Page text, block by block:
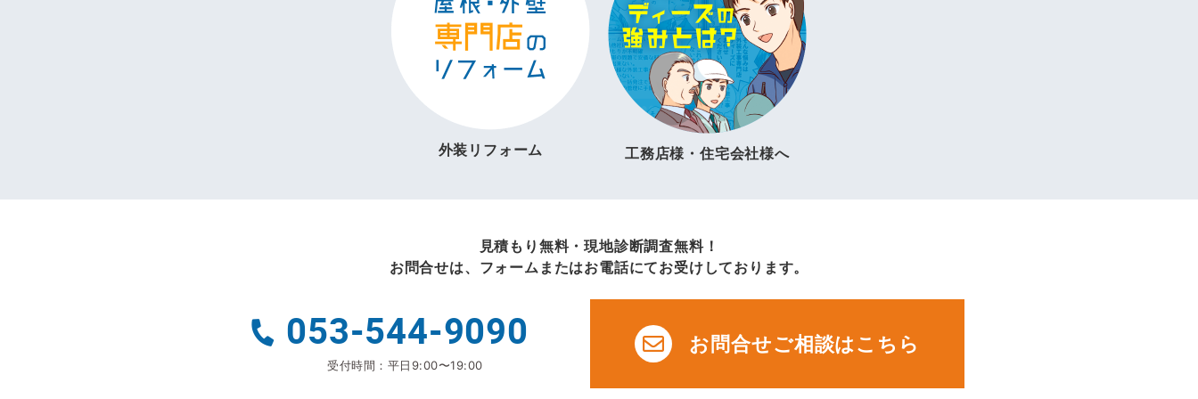
外装リフォーム 工務店様・住宅会社様へ
見積もり無料・現地診断調査無料！
お問合せは、フォームまたはお電話にてお受けしております。
053-544-9090
受付時間：平日9:00〜19:00
お問合せご相談はこちら